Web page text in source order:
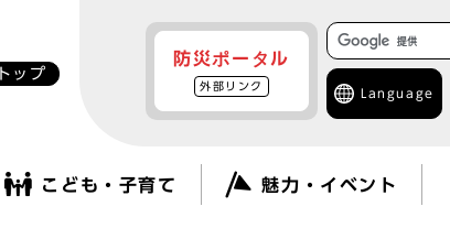
トップ
防災ポータル
外部リンク
Language
こども・子育て 魅力・イベント